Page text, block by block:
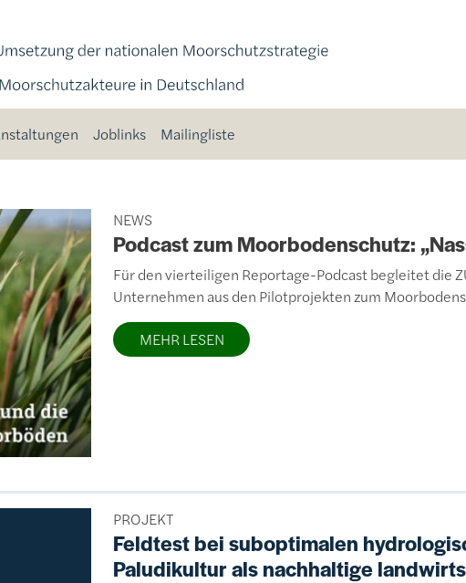
Joblinks Mailingliste
NEWS
Podcast zum Moorbodenschutz:
Für den vierteiligen Reportage-Podcast begleitet die
Unternehmen aus den Pilotprojekten zum
MEHR LESEN
PROJEKT
Feldtest bei suboptimalen
Paludikultur als nachhaltige